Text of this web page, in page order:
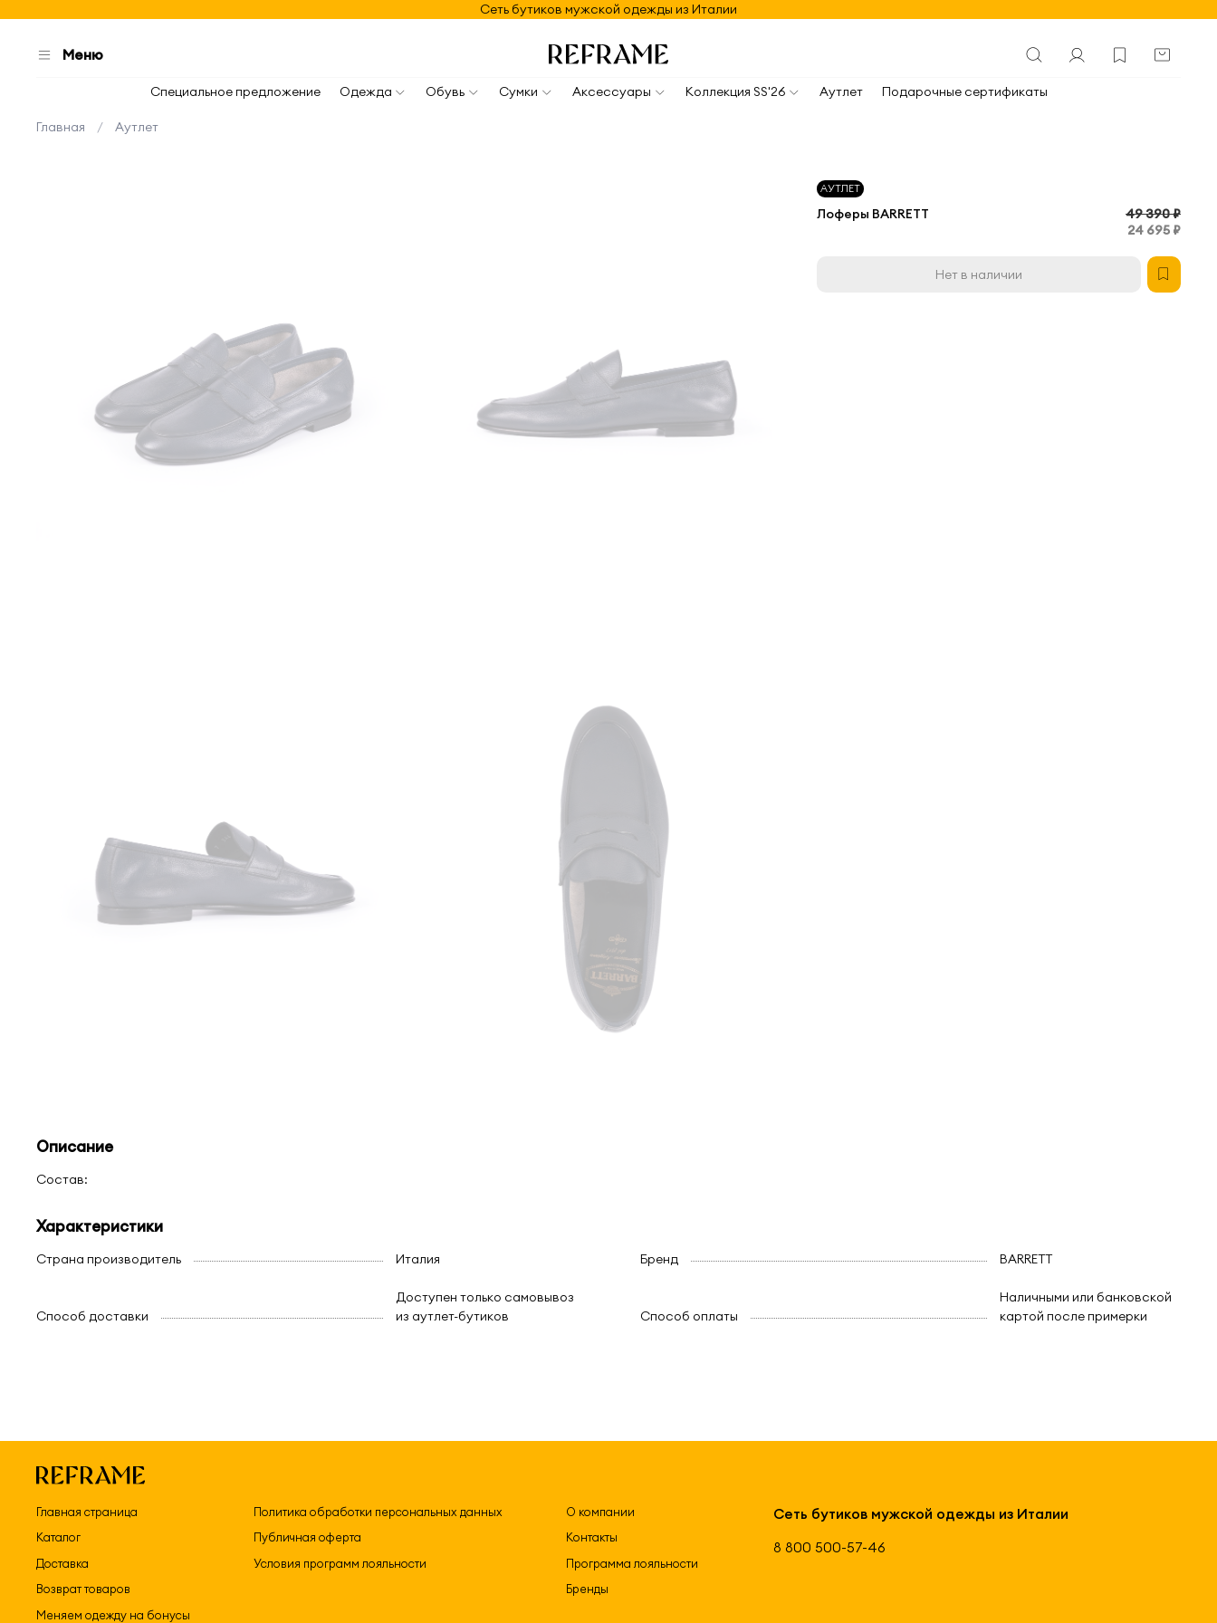
Сеть бутиков мужской одежды из Италии
Меню
Специальное предложение Одежда Обувь Сумки Аксессуары Коллекция SS'26 Аутлет Подарочные сертификаты
Главная Аутлет
АУТЛЕТ
Лоферы BARRETT
49 390 ₽
24 695 ₽
Нет в наличии
Описание
Состав:
Характеристики
Страна производитель Италия Бренд BARRETT
Способ доставки
Доступен только самовывоз
из аутлет-бутиков
Способ оплаты
Наличными или банковской
картой после примерки
Главная страница
Каталог
Доставка
Возврат товаров
Меняем одежду на бонусы
Политика обработки персональных данных
Публичная оферта
Условия программ лояльности
О компании
Контакты
Программа лояльности
Бренды
Сеть бутиков мужской одежды из Италии
8 800 500-57-46